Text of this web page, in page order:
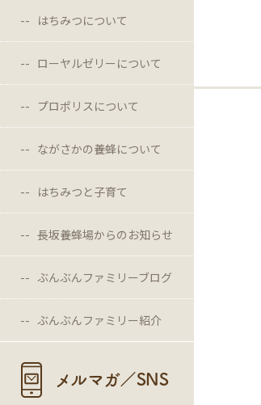
はちみつについて
ローヤルゼリーについて
プロポリスについて
ながさかの養蜂について
はちみつと子育て
長坂養蜂場からのお知らせ
ぶんぶんファミリーブログ
ぶんぶんファミリー紹介
メルマガ／SNS